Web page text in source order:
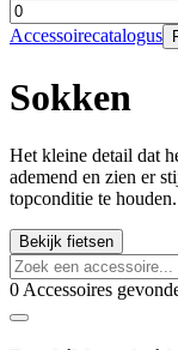
Accessoirecatalogus
Sokken
Het kleine detail dat
ademend en zien er
topconditie te houden.
Bekijk fietsen
0 Accessoires